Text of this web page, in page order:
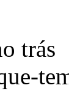
trás